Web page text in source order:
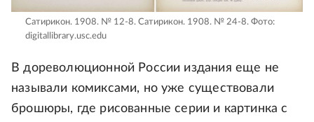
Сатирикон. 1908. № 12-8. Сатирикон. 1908. № 24-8. Фото:
digitallibrary.usc.edu
В дореволюционной России издания еще не
называли комиксами, но уже существовали
брошюры, где рисованные серии и картинка с